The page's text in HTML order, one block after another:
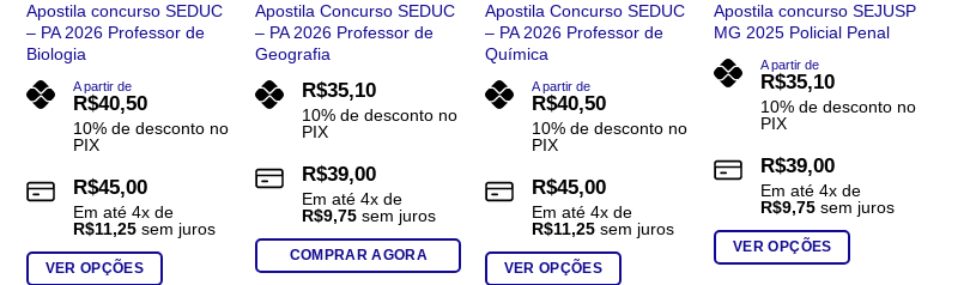
Apostila concurso SEDUC
– PA 2026 Professor de
Biologia
A partir de
R$40,50
10% de desconto no
PIX
R$45,00
Em até 4x de
R$11,25sem juros
VER OPÇÕES
Apostila Concurso SEDUC
– PA 2026 Professor de
Geografia
R$35,10
10% de desconto no
PIX
R$39,00
Em até4x de
R$9,75 sem juros
COMPRAR AGORA
Apostila Concurso SEDUC
– PA 2026 Professor de
Química
A partir de
R$40,50
10% de desconto no
PIX
R$45,00
Em até 4x de
R$11,25sem juros
VER OPÇÕES
Apostila concurso SEJUSP
MG 2025 Policial Penal
A partir de
R$35,10
10% de desconto no
PIX
R$39,00
Em até4x de
R$9,75 sem juros
VER OPÇÕES